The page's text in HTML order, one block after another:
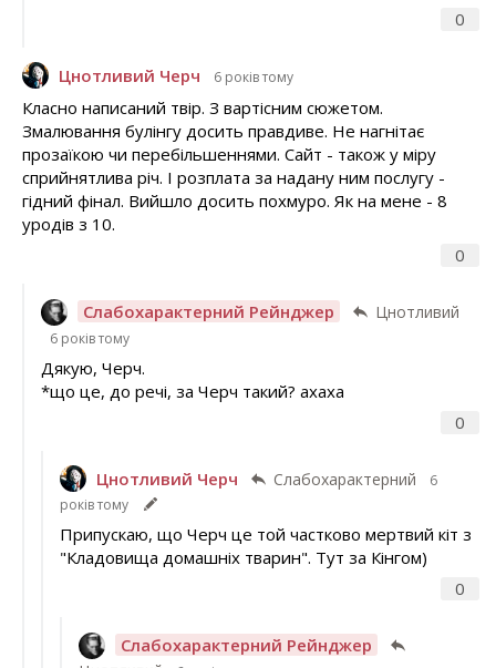
0
Цнотливий Черч 6 років тому
0
Класно написаний твір. З вартісним сюжетом.
Змалювання булінгу досить правдиве. Не нагнітає
прозаїкою чи перебільшеннями. Сайт - також у міру
сприйнятлива річ. І розплата за надану ним послугу -
гідний фінал. Вийшло досить похмуро. Як на мене - 8
уродів з 10.
Слабохарактерний Рейнджер Цнотливий
6 років тому
0
Дякую, Черч.
*що це, до речі, за Черч такий? ахаха
Цнотливий Черч Слабохарактерний
6
років тому
0
Припускаю, що Черч це той частково мертвий кіт з
"Кладовища домашніх тварин". Тут за Кінгом)
Слабохарактерний Рейнджер